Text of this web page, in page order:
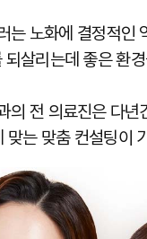
보시고 써마지랑 리쥬란힐
콜라겐생성되서 지금보다
요제가 간곳이 리프팅으로
꼭 선물상자 같구ㅎㅎ내
스했던곳!수면마취 했는데
는 룸이 일인실이라 진짜
여기 마취과전문의 원장
는 노화에 결정적인
되살리는데 좋은 환
의 전 의료진은 다년
맞는 맞춤 컨설팅이